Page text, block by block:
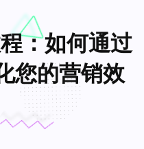
：如何通过
您的营销效